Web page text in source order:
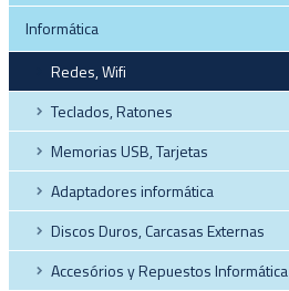
Informática
Redes, Wifi
Teclados, Ratones
Memorias USB, Tarjetas
Adaptadores informática
Discos Duros, Carcasas Externas
Accesórios y Repuestos Informática